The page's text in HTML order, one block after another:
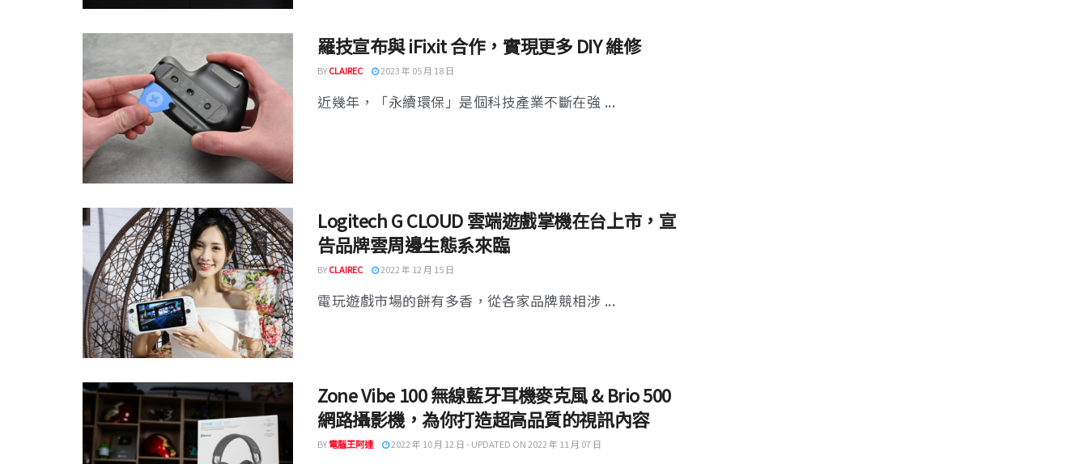
羅技宣布與 iFixit 合作，實現更多 DIY 維修
BYCLAIREC 2023 年 05 月 18 日
近幾年，「永續環保」是個科技產業不斷在強 ...
Logitech G CLOUD 雲端遊戲掌機在台上市，宣
告品牌雲周邊生態系來臨
BYCLAIREC 2022 年 12 月 15 日
電玩遊戲市場的餅有多香，從各家品牌競相涉 ...
Zone Vibe 100 無線藍牙耳機麥克風 & Brio 500
網路攝影機，為你打造超高品質的視訊內容
BY電腦王阿達 2022 年 10 月 12 日 - UPDATED ON 2022 年 11 月 07 日